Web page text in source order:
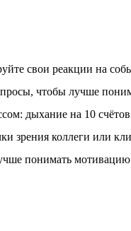
свои реакции на
чтобы лучше
дыхание на 10
зрения коллеги или
понимать